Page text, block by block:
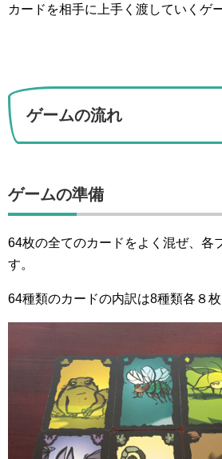
カードを相手に上手く渡していくゲ
ゲームの流れ
ゲームの準備
64枚の全てのカードをよく混ぜ、各
す。
64種類のカードの内訳は8種類各８枚